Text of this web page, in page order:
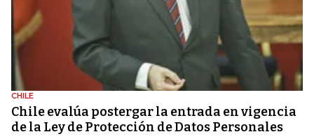
CHILE
Chile evalúa postergar la entrada en vigencia
de la Ley de Protección de Datos Personales